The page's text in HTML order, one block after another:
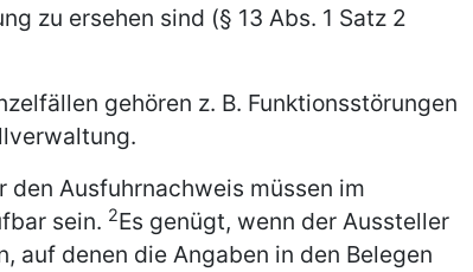
zu ersehen sind (§ 13 Abs. 1 Satz 2
gehören z. B. Funktionsstörungen
den Ausfuhrnachweis müssen im
sein. 2Es genügt, wenn der Aussteller
auf denen die Angaben in den Belegen